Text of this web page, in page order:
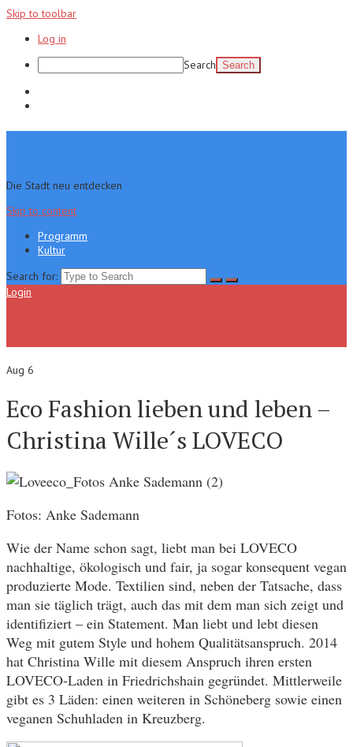
Skip to toolbar
Log in
Search
Die Stadt neu entdecken
Skip to content
Programm
Kultur
Search for:
Login
Aug 6
Eco Fashion lieben und leben –
Christina Wille´s LOVECO
Fotos: Anke Sademann
Wie der Name schon sagt, liebt man bei LOVECO
nachhaltige, ökologisch und fair, ja sogar konsequent vegan
produzierte Mode. Textilien sind, neben der Tatsache, dass
man sie täglich trägt, auch das mit dem man sich zeigt und
identifiziert – ein Statement. Man liebt und lebt diesen
Weg mit gutem Style und hohem Qualitätsanspruch. 2014
hat Christina Wille mit diesem Anspruch ihren ersten
LOVECO-Laden in Friedrichshain gegründet. Mittlerweile
gibt es 3 Läden: einen weiteren in Schöneberg sowie einen
veganen Schuhladen in Kreuzberg.